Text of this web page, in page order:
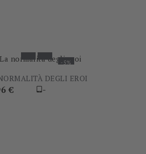
-5%
DEGLI EROI
€ -